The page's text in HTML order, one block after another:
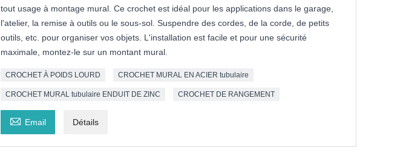
tout usage à montage mural. Ce crochet est idéal pour les applications dans le garage,
l'atelier, la remise à outils ou le sous-sol. Suspendre des cordes, de la corde, de petits
outils, etc. pour organiser vos objets. L'installation est facile et pour une sécurité
maximale, montez-le sur un montant mural.
CROCHET À POIDS LOURD CROCHET MURAL EN ACIER tubulaire
CROCHET MURAL tubulaire ENDUIT DE ZINC CROCHET DE RANGEMENT
 Email Détails